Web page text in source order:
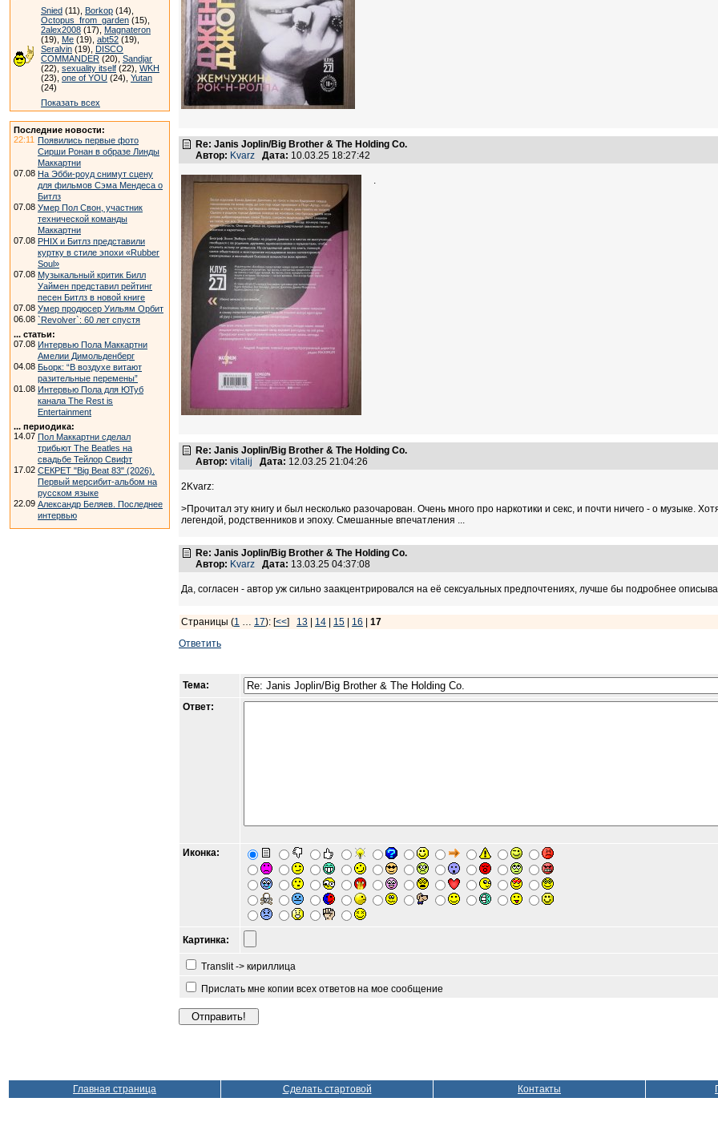
Snied (11), Borkop (14),
Octopus_from_garden (15),
2alex2008 (17), Magnateron
(19), Me (19), abt52 (19),
Seralvin (19), DISCO
COMMANDER (20), Sandjar
(22), sexuality itself (22), WKH
(23), one of YOU (24), Yutan
(24)
Показать всех
Последние новости:
22:11 Появились первые фото
Сирши Ронан в образе Линды
Маккартни
07.08 На Эбби-роуд снимут сцену
для фильмов Сэма Мендеса о
Битлз
07.08 Умер Пол Свон, участник
технической команды
Маккартни
07.08 PHIX и Битлз представили
куртку в стиле эпохи «Rubber
Soul»
07.08 Музыкальный критик Билл
Уаймен представил рейтинг
песен Битлз в новой книге
07.08 Умер продюсер Уильям Орбит
06.08 `Revolver`: 60 лет спустя
... статьи:
07.08 Интервью Пола Маккартни
Амелии Димольденберг
04.08 Бьорк: “В воздухе витают
разительные перемены”
01.08 Интервью Пола для ЮТуб
канала The Rest is
Entertainment
... периодика:
14.07 Пол Маккартни сделал
трибьют The Beatles на
свадьбе Тейлор Свифт
17.02 СЕКРЕТ "Big Beat 83" (2026).
Первый мерсибит-альбом на
русском языке
22.09 Александр Беляев. Последнее
интервью
Re: Janis Joplin/Big Brother & The Holding Co.
Автор: Kvarz Дата: 10.03.25 18:27:42
.
Re: Janis Joplin/Big Brother & The Holding Co.
Автор: vitalij Дата: 12.03.25 21:04:26
2Kvarz:
>Прочитал эту книгу и был несколько разочарован. Очень много про наркотики и секс, и почти ничего - о музыке.
легендой, родственников и эпоху. Смешанные впечатления ...
Re: Janis Joplin/Big Brother & The Holding Co.
Автор: Kvarz Дата: 13.03.25 04:37:08
Да, согласен - автор уж сильно заакцентрировался на её сексуальных предпочтениях, лучше бы подробнее
Страницы (1 … 17): [<<] 13 14 15 16
17
Ответить
Тема:
Ответ:
Иконка:
Картинка:
Translit -> кириллица
Прислать мне копии всех ответов на мое сообщение
Главная страница Сделать стартовой Контакты